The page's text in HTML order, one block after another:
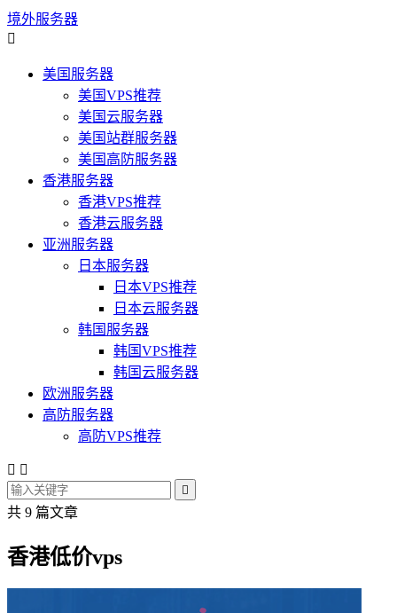
境外服务器

美国服务器
美国VPS推荐
美国云服务器
美国站群服务器
美国高防服务器
香港服务器
香港VPS推荐
香港云服务器
亚洲服务器
日本服务器
日本VPS推荐
日本云服务器
韩国服务器
韩国VPS推荐
韩国云服务器
欧洲服务器
高防服务器
高防VPS推荐
 

共 9 篇文章
香港低价vps